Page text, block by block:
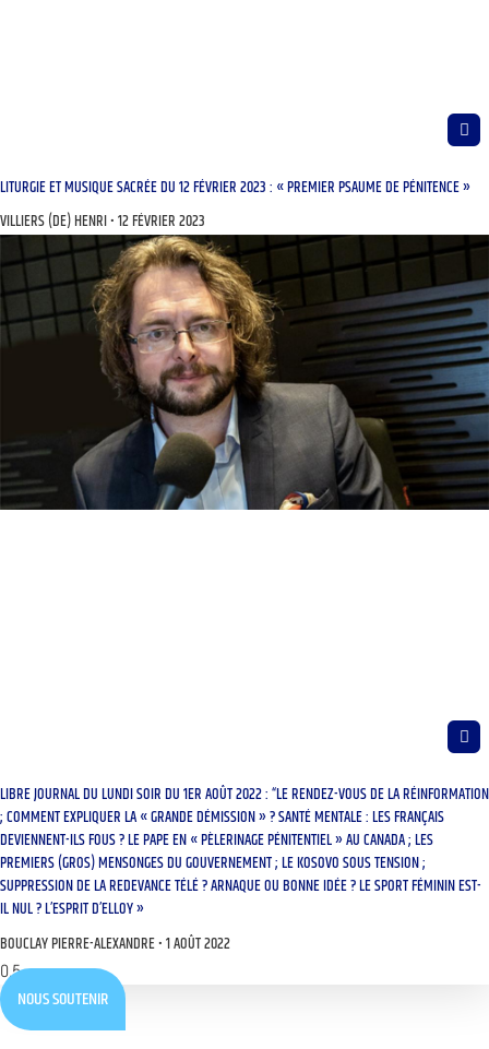
LITURGIE ET MUSIQUE SACRÉE DU 12 FÉVRIER 2023 : « PREMIER PSAUME DE PÉNITENCE »
VILLIERS (DE) HENRI 12 FÉVRIER 2023
LIBRE JOURNAL DU LUNDI SOIR DU 1ER AOÛT 2022 : “LE RENDEZ-VOUS DE LA RÉINFORMATION
; COMMENT EXPLIQUER LA « GRANDE DÉMISSION » ? SANTÉ MENTALE : LES FRANÇAIS
DEVIENNENT-ILS FOUS ? LE PAPE EN « PÈLERINAGE PÉNITENTIEL » AU CANADA ; LES
PREMIERS (GROS) MENSONGES DU GOUVERNEMENT ; LE KOSOVO SOUS TENSION ;
SUPPRESSION DE LA REDEVANCE TÉLÉ ? ARNAQUE OU BONNE IDÉE ? LE SPORT FÉMININ EST-
IL NUL ? L’ESPRIT D’ELLOY »
BOUCLAY PIERRE-ALEXANDRE 1 AOÛT 2022
NOUS SOUTENIR